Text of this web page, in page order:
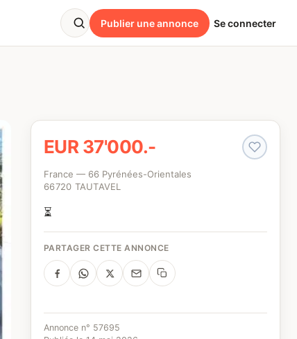
Publier une annonce Se connecter
EUR 37'000.-
France — 66 Pyrénées-Orientales
66720 TAUTAVEL
⏳
PARTAGER CETTE ANNONCE
Annonce n° 57695